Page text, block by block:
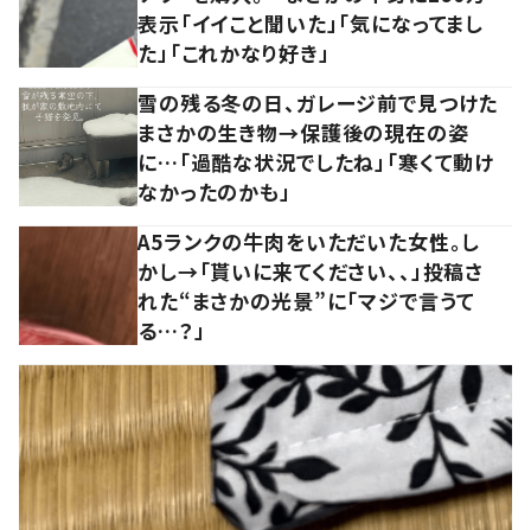
表示「イイこと聞いた」「気になってまし
た」「これかなり好き」
雪の残る冬の日、ガレージ前で見つけた
まさかの生き物→保護後の現在の姿
に…「過酷な状況でしたね」「寒くて動け
なかったのかも」
A5ランクの牛肉をいただいた女性。し
かし→「貰いに来てください、、」投稿さ
れた“まさかの光景”に「マジで言うて
る…？」